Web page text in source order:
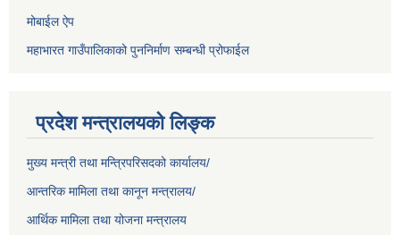
मोबाईल ऐप
महाभारत गाउँपालिकाको पुननिर्माण सम्बन्धी प्रोफाईल
प्रदेश मन्त्रालयको लिङ्क
मुख्य मन्त्री तथा मन्त्रिपरिसदको कार्यालय/
आन्तरिक मामिला तथा कानून मन्त्रालय/
आर्थिक मामिला तथा योजना मन्त्रालय